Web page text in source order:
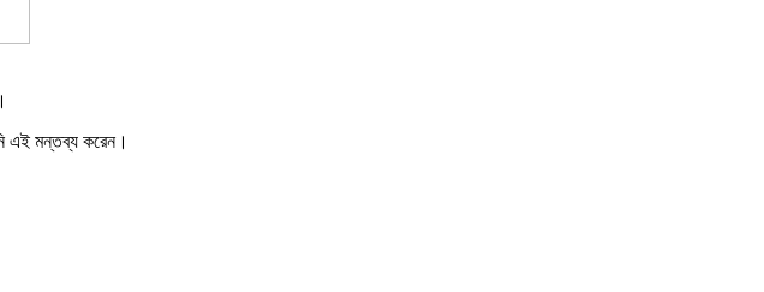
এই মন্তব্য করেন।